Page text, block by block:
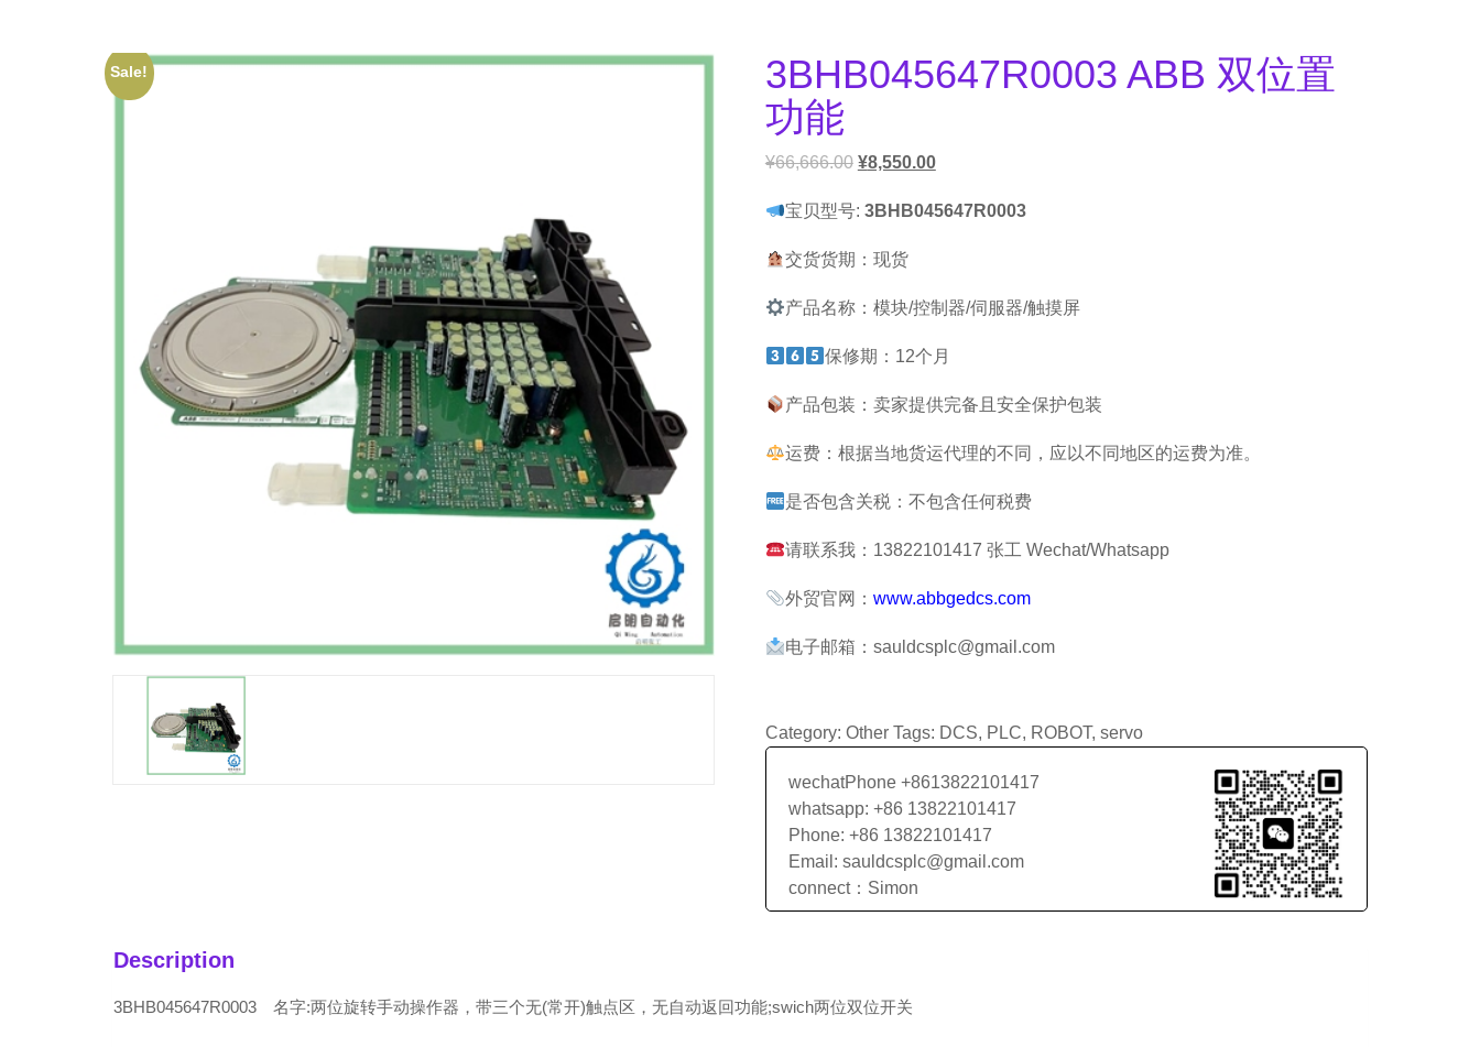
Sale!
3BHB045647R0003 ABB 双位置
功能
¥66,666.00 ¥8,550.00
宝贝型号: 3BHB045647R0003
交货货期：现货
产品名称：模块/控制器/伺服器/触摸屏
保修期：12个月
产品包装：卖家提供完备且安全保护包装
运费：根据当地货运代理的不同，应以不同地区的运费为准。
是否包含关税：不包含任何税费
请联系我：13822101417 张工 Wechat/Whatsapp
外贸官网：www.abbgedcs.com
电子邮箱：sauldcsplc@gmail.com
Category: Other Tags: DCS, PLC, ROBOT, servo
wechatPhone +8613822101417
whatsapp: +86 13822101417
Phone: +86 13822101417
Email: sauldcsplc@gmail.com
connect：Simon
Description
3BHB045647R0003 名字:两位旋转手动操作器，带三个无(常开)触点区，无自动返回功能;swich两位双位开关